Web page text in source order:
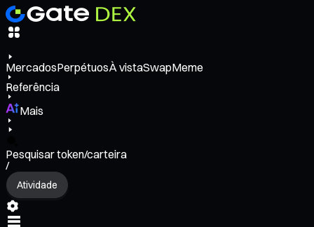
MercadosPerpétuosÀ vistaSwapMeme
Referência
Mais
Pesquisar token/carteira
/
Atividade